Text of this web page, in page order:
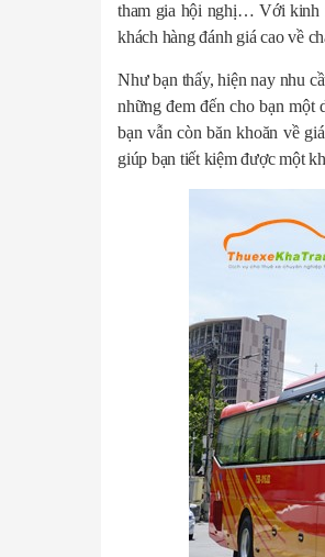
tham gia hội nghị… Với kinh
khách hàng đánh giá cao về
Như bạn thấy, hiện nay nhu
những đem đến cho bạn
bạn vẫn còn băn khoăn về
giúp bạn tiết kiệm được một